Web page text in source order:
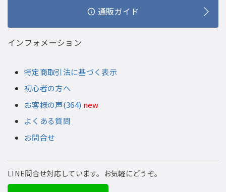
通販ガイド
インフォメーション
特定商取引法に基づく表示
初心者の方へ
お客様の声(364) new
よくある質問
お問合せ
LINE問合せ対応しています。お気軽にどうぞ。